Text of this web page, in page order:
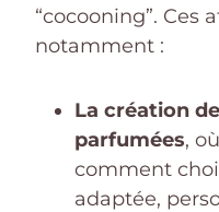
“cocooning”. Ces
notamment :
La création
parfumées,
comment
adaptée,